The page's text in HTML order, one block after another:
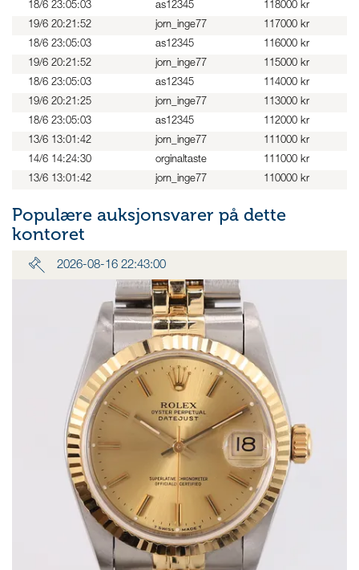
18/6 23:05:03
as12345
118000 kr
19/6 20:21:52
jorn_inge77
117000 kr
18/6 23:05:03
as12345
116000 kr
19/6 20:21:52
jorn_inge77
115000 kr
18/6 23:05:03
as12345
114000 kr
19/6 20:21:25
jorn_inge77
113000 kr
18/6 23:05:03
as12345
112000 kr
13/6 13:01:42
jorn_inge77
111000 kr
14/6 14:24:30
orginaltaste
111000 kr
13/6 13:01:42
jorn_inge77 110000 kr
Populære auksjonsvarer på dette
kontoret
2026-08-16 22:43:00